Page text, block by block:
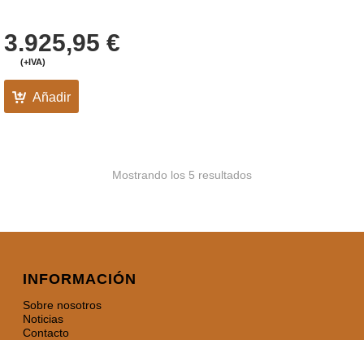
3.925,95 €
(+IVA)
Añadir
Mostrando los 5 resultados
INFORMACIÓN
Sobre nosotros
Noticias
Contacto